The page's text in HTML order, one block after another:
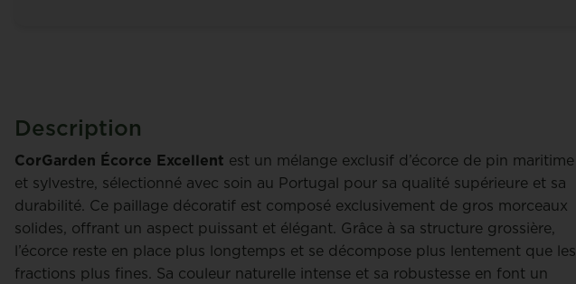
Description
CorGarden Écorce Excellent est un mélange exclusif d’écorce de pin maritime
et sylvestre, sélectionné avec soin au Portugal pour sa qualité supérieure et sa
durabilité. Ce paillage décoratif est composé exclusivement de gros morceaux
solides, offrant un aspect puissant et élégant. Grâce à sa structure grossière,
l’écorce reste en place plus longtemps et se décompose plus lentement que les
fractions plus fines. Sa couleur naturelle intense et sa robustesse en font un
Marc Van Bogaert FRANZ BOETS